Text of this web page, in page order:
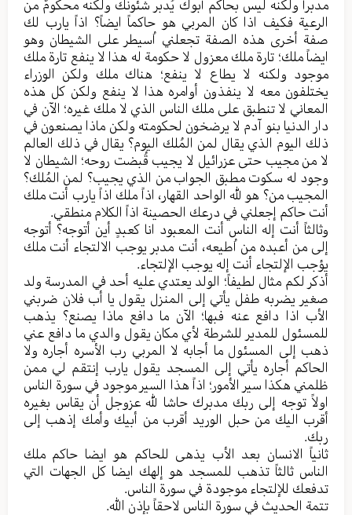
مدبراً ولکنه لیس بحاکم أبوك یُدبر شئونك ولکنه محکومٌ من
الرعیة فکیف اذا کان المربي هو حاکماً ایضاً؟ اذاً یارب لك
صفة أخری هذه الصفة تجعلني اُسيطر علی الشیطان وهو
ایضاً ملك؛ تارة ملك معزول لا حکومة له هذا لا ینفع تارة ملك
موجود ولکنه لا یطاع لا ینفع؛ هناك ملك ولکن الوزراء
یختلفون معه لا ینفذون أوامره هذا لا ینفع ولکن کل هذه
المعاني لا تنطبق علی ملك الناس الذي لا ملك غیره؛ الآن في
دار الدنیا بنو آدم لا یرضخون لحکومته ولکن ماذا یصنعون في
ذلك الیوم الذي يقال لمن المُلك الیوم؟ یقال في ذلك العالم
لا من مجیب حتی عزرائیل لا یجیب قُبضت روحه؛ الشیطان لا
وجود له سکوت مطبق الجواب من الذي یجیب؟ لمن المُلك؟
المجیب من؟ هو لله الواحد القهار، اذاً ملك اذاً يارب أنت ملك
أنت حاکم إجعلني في درعك الحصینة اذاً الکلام منطقي.
وثالثاً أنت إله الناس أنت المعبود انا کعبدٍ أین أتوجه؟ أتوجه
إلی من أعبده من اُطیعه، أنت مدبر یوجب الالتجاء أنت ملك
يؤجب الإلتجاء أنت إله یوجب الإلتجاء.
أذکر لکم مثال لطیفاً؛ الولد یعتدي علیه أحد في المدرسة ولد
صغیر یضربه طفل یأتي إلی المنزل یقول یا أب فلان ضربني
الأب اذا دافع عنه فبها؛ الآن ما دافع ماذا یصنع؟ یذهب
للمسئول للمدیر للشرطة لأي مکان یقول والدي ما دافع عني
ذهب إلی المسئول ما أجابه لا المربي رب الأسره أجاره ولا
الحاکم أجاره یأتي إلی المسجد یقول یارب إنتقم لي ممن
ظلمني هکذا سیر الأمور؛ اذاً هذا السیر موجود في سورة الناس
اولاً توجه إلی ربك مدبرك حاشا لله عزوجل أن یقاس بغیره
أقرب اليك من حبل الورید أقرب من أبيك وأمك إذهب إلی
ربك.
ثانیاً الانسان بعد الأب یذهی للحاکم هو ایضا حاکم ملك
الناس ثالثاً تذهب للمسجد هو إلهك ایضا کل الجهات التي
تدفعك للإلتجاء موجودة في سورة الناس.
تتمة الحدیث في سورة الناس لاحقاً بإذن الله.